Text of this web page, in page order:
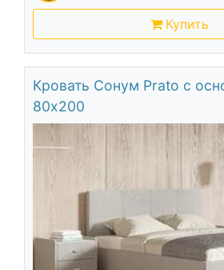
Купить
Кровать Сонум Prato с
80х200